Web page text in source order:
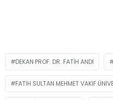
DEKAN PROF. DR. FATIH ANDI
FATIH SULTAN MEHMET VAKIF